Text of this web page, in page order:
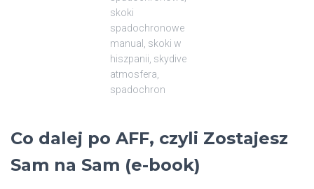
Co dalej po AFF, czyli Zostajesz
Sam na Sam (e-book)